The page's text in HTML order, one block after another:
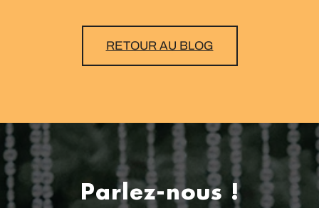
RETOUR AU BLOG
Parlez-nous !